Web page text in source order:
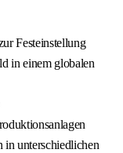
Festeinstellung
in einem globalen
unterschiedlichen